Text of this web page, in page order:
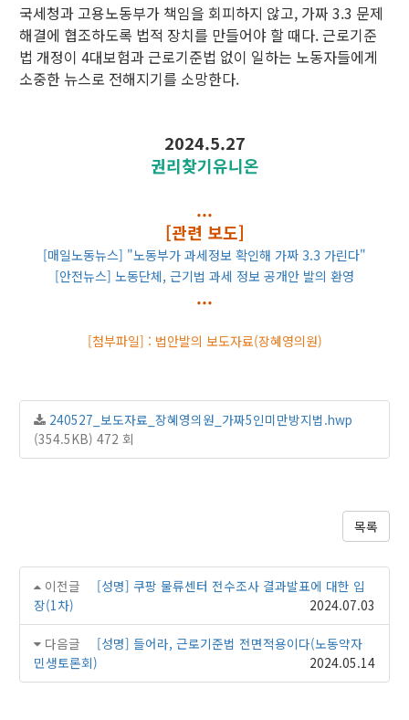
국세청과 고용노동부가 책임을 회피하지 않고, 가짜 3.3 문제
해결에 협조하도록 법적 장치를 만들어야 할 때다. 근로기준
법 개정이 4대보험과 근로기준법 없이 일하는 노동자들에게
소중한 뉴스로 전해지기를 소망한다.
2024.5.27
권리찾기유니온
...
[관련 보도]
[매일노동뉴스] "노동부가 과세정보 확인해 가짜 3.3 가린다"
[안전뉴스] 노동단체, 근기법 과세 정보 공개안 발의 환영
...
[첨부파일] : 법안발의 보도자료(장혜영의원)
240527_보도자료_장혜영의원_가짜5인미만방지법.hwp
(354.5KB) 472 회
목록
이전글
[성명] 쿠팡 물류센터 전수조사 결과발표에 대한 입
장(1차)
2024.07.03
다음글
[성명] 들어라, 근로기준법 전면적용이다(노동약자
민생토론회)
2024.05.14